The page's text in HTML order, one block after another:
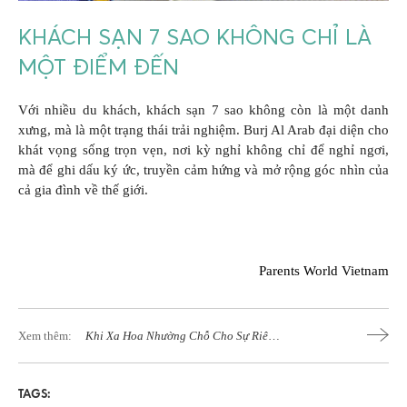
KHÁCH SẠN 7 SAO KHÔNG CHỈ LÀ
MỘT ĐIỂM ĐẾN
Với nhiều du khách, khách sạn 7 sao không còn là một danh
xưng, mà là một trạng thái trải nghiệm. Burj Al Arab đại diện cho
khát vọng sống trọn vẹn, nơi kỳ nghỉ không chỉ để nghỉ ngơi,
mà để ghi dấu ký ức, truyền cảm hứng và mở rộng góc nhìn của
cả gia đình về thế giới.
Parents World Vietnam
Xem thêm:
Khi Xa Hoa Nhường Chỗ Cho Sự Riêng
TAGS: